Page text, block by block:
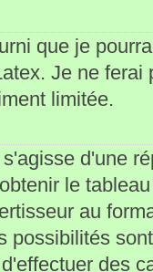
que je
Je ne
limitée.
d'une
le
au
possibilités
des